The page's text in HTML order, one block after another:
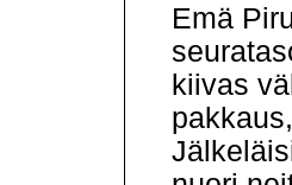
Emä
kiivas